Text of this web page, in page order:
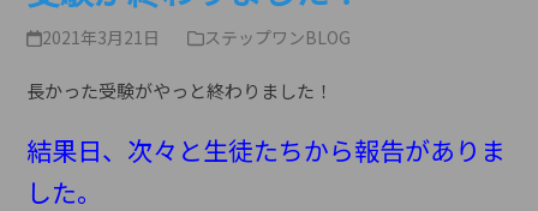
2021年3月21日 ステップワンBLOG
長かった受験がやっと終わりました！
結果日、次々と生徒たちから報告がありま
した。